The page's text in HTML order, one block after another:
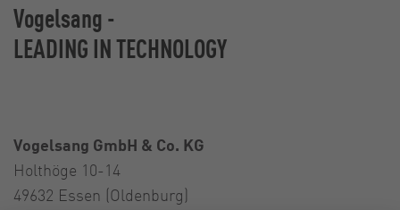
Vogelsang -
LEADING IN TECHNOLOGY
Vogelsang GmbH & Co. KG
Holthöge 10-14
49632 Essen (Oldenburg)